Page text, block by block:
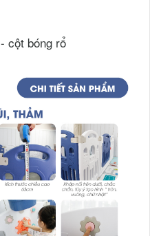
cột bóng rổ